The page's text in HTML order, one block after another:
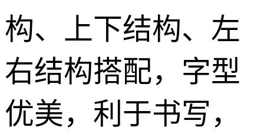
构、上下结构、左
右结构搭配，字型
优美，利于书写，